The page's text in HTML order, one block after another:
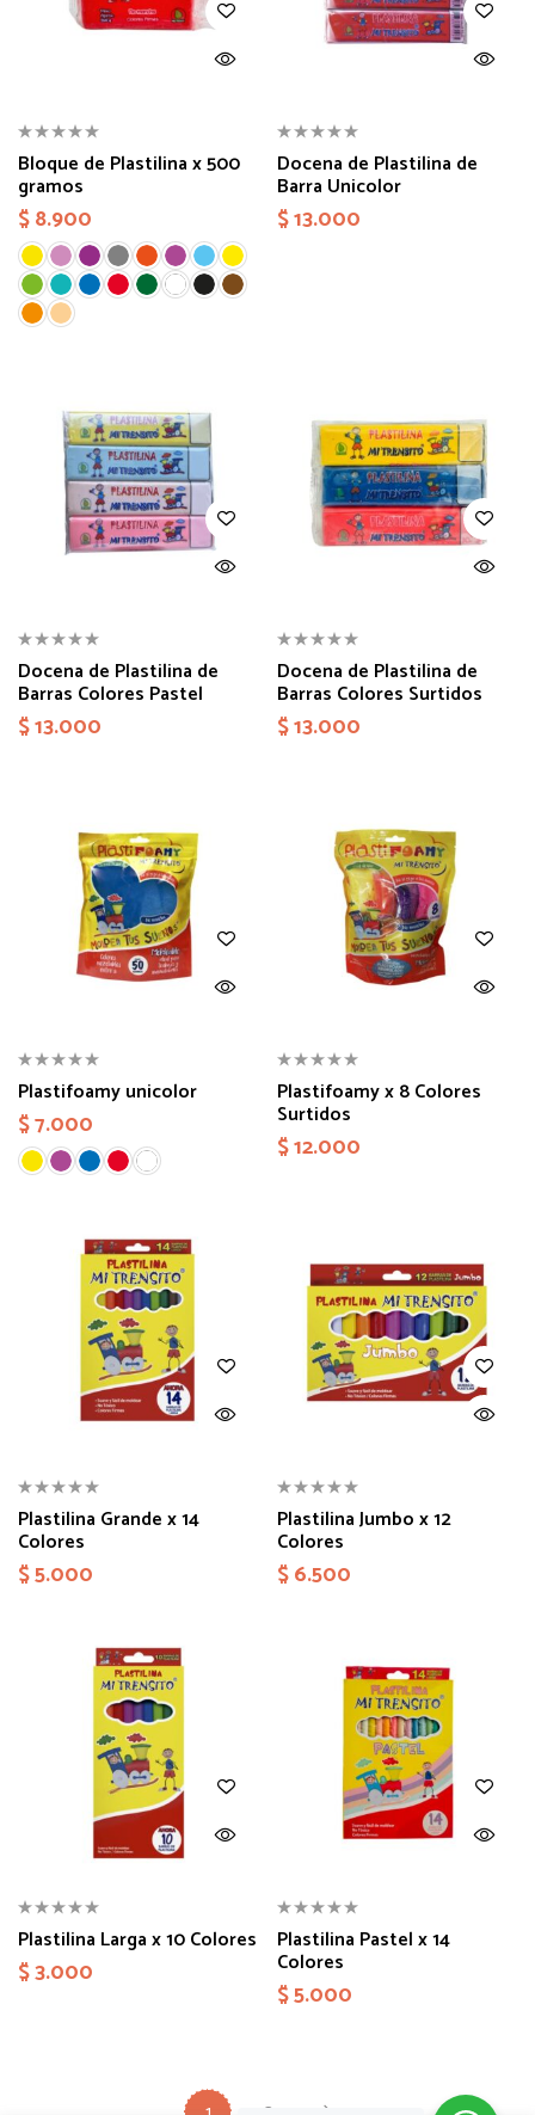
Bloque de Plastilina x 500
gramos
$8.900
Docena de Plastilina de
Barra Unicolor
$13.000
Docena de Plastilina de
Barras Colores Pastel
$13.000
Docena de Plastilina de
Barras Colores Surtidos
$13.000
Plastifoamy unicolor
$7.000
Plastifoamy x 8 Colores
Surtidos
$12.000
Plastilina Grande x 14
Colores
$5.000
Plastilina Jumbo x 12
Colores
$6.500
Plastilina Larga x 10 Colores
$3.000
Plastilina Pastel x 14
Colores
$5.000